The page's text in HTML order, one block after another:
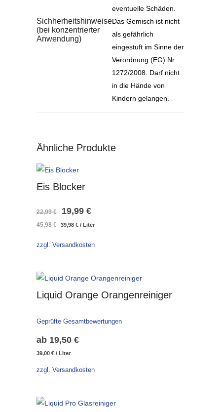
eventuelle Schäden.
Sichherheitshinweise
(bei konzentrierter
Anwendung)
Das Gemisch ist nicht
als gefährlich
eingestuft im Sinne der
Verordnung (EG) Nr.
1272/2008. Darf nicht
in die Hände von
Kindern gelangen.
Ähnliche Produkte
Eis Blocker
22,99€
Ursprünglicher
Preis
war:
19,99 €Aktueller
Preis
ist:
45,98€ 39,98 € / Liter
zzgl. Versandkosten
Liquid Orange Orangenreiniger
Geprüfte Gesamtbewertungen
ab 19,50 €
39,00 € / Liter
zzgl. Versandkosten